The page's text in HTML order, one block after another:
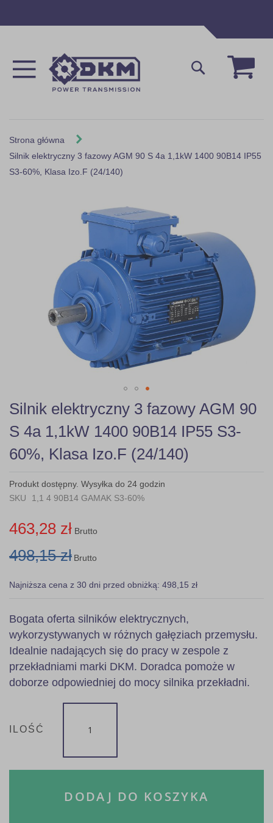
Mój
Szukaj
Strona główna
Silnik elektryczny 3 fazowy AGM 90 S 4a 1,1kW 1400 90B14 IP55
S3-60%, Klasa Izo.F (24/140)
Skip
to
the
beginning
of
the
gallery
Silnik elektryczny 3 fazowy AGM 90
S 4a 1,1kW 1400 90B14 IP55 S3-
60%, Klasa Izo.F (24/140)
Produkt dostępny. Wysyłka do 24 godzin
SKU
1,1 4 90B14 GAMAK S3-60%
463,28 zł Brutto
498,15 zł Brutto
Najniższa cena z 30 dni przed obniżką: 498,15 zł
Bogata oferta silników elektrycznych,
wykorzystywanych w różnych gałęziach przemysłu.
Idealnie nadających się do pracy w zespole z
przekładniami marki DKM. Doradca pomoże w
doborze odpowiedniej do mocy silnika przekładni.
ILOŚĆ
DODAJ DO KOSZYKA